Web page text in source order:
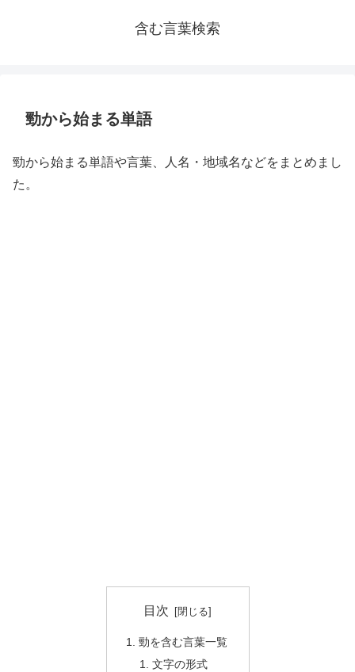
含む言葉検索
勁から始まる単語
勁から始まる単語や言葉、人名・地域名などをまとめまし
た。
目次
勁を含む言葉一覧
文字の形式